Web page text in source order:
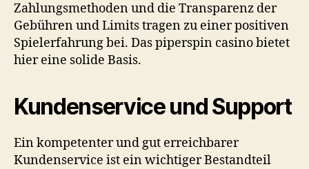
Zahlungsmethoden und die Transparenz der
Gebühren und Limits tragen zu einer positiven
Spielerfahrung bei. Daspiperspin casinobietet
hier eine solide Basis.
Kundenservice und Support
Ein kompetenter und gut erreichbarer
Kundenservice ist ein wichtiger Bestandteil